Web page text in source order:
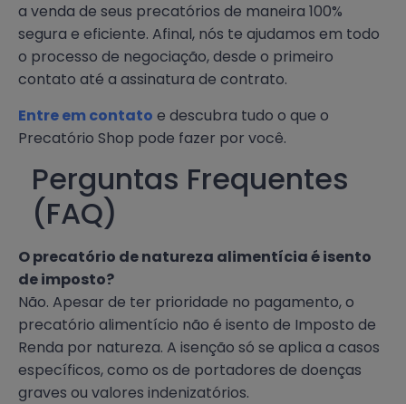
a venda de seus precatórios de maneira 100%
segura e eficiente. Afinal, nós te ajudamos em todo
o processo de negociação, desde o primeiro
contato até a assinatura de contrato.
Entre em contato e descubra tudo o que o
Precatório Shop pode fazer por você.
Perguntas Frequentes
(FAQ)
O precatório de natureza alimentícia é isento
de imposto?
Não. Apesar de ter prioridade no pagamento, o
precatório alimentício não é isento de Imposto de
Renda por natureza. A isenção só se aplica a casos
específicos, como os de portadores de doenças
graves ou valores indenizatórios.